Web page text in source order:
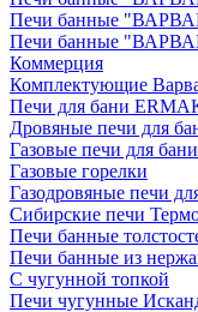
Печи банные
Печи банные
Коммерция
Комплектующие
Печи для бани
Дровяные печи для
Газовые печи для
Газовые горелки
Газодровяные печи
Сибирские печи
Печи банные
Печи банные из
С чугунной топкой
Печи чугунные